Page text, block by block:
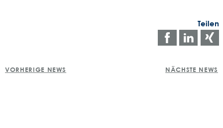
Teilen
Auf
teilen
Auf
POST
VORHERIGE NEWS NÄCHSTE NEWS